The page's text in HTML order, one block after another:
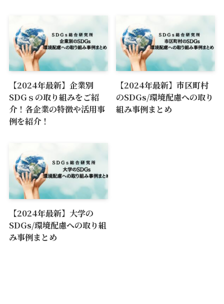
【2024年最新】企業別
SDGｓの取り組みをご紹
介！各企業の特徴や活用事
例を紹介！
【2024年最新】市区町村
のSDGs/環境配慮への取り
組み事例まとめ
【2024年最新】大学の
SDGs/環境配慮への取り組
み事例まとめ